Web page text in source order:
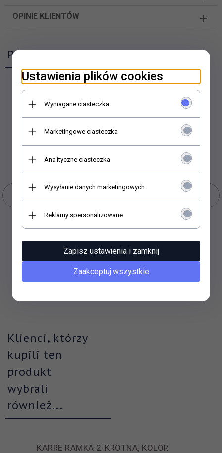
OPINIE KLIENTÓW
Polecamy
BIAŁA
KUP TERAZ!
Klienci, którzy
kupili ten
produkt
wybrali
również...
KARRE RAMKA 2-KROTNA, KOLOR
Ustawienia plików cookies
Wymagane ciasteczka
Marketingowe ciasteczka
Analityczne ciasteczka
Wysyłanie danych marketingowych
Reklamy spersonalizowane
Zapisz ustawienia i zamknij
Zaakceptuj wszystkie